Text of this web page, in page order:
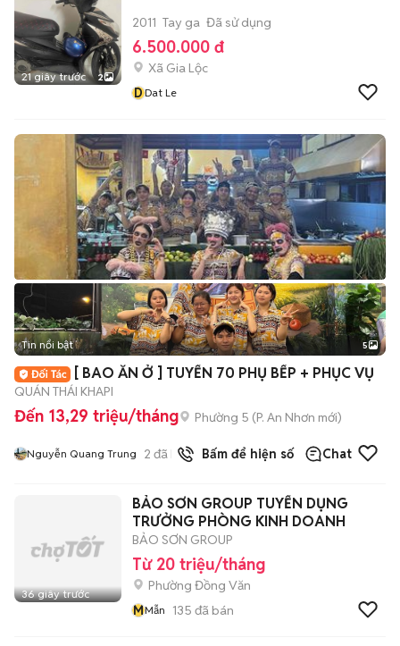
21 giây trước 2
2011 Tay ga Đã sử dụng
6.500.000 đ
Xã Gia Lộc
DDat Le
Tin nổi bật 5
[ BAO ĂN Ở ] TUYỂN 70 PHỤ BẾP + PHỤC VỤ
QUÁN THÁI KHAPI
Đến 13,29 triệu/tháng Phường 5 (P. An Nhơn mới)
Nguyễn Quang Trung 2 đã bán Bấm để hiện số Chat
36 giây trước
BẢO SƠN GROUP TUYỂN DỤNG
TRƯỞNG PHÒNG KINH DOANH
BẢO SƠN GROUP
Từ 20 triệu/tháng
Phường Đồng Văn
MMẫn 135 đã bán